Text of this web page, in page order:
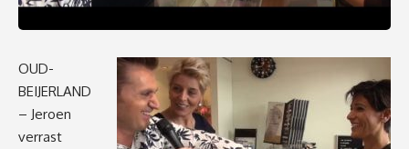
OUD-
BEIJERLAND
– Jeroen
verrast